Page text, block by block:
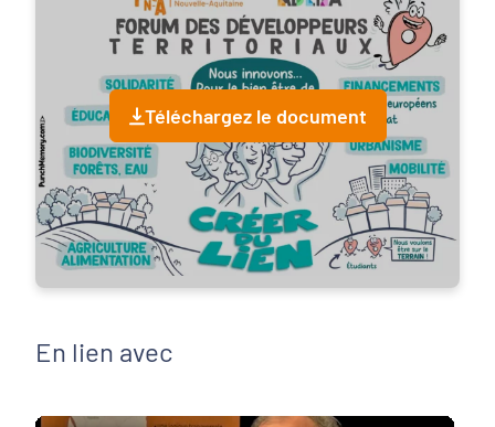
Téléchargez le document
En lien avec